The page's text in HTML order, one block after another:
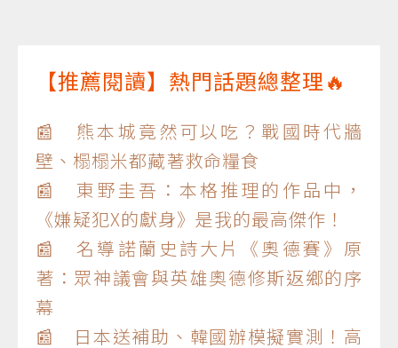
【推薦閱讀】熱門話題總整理🔥
📰 熊本城竟然可以吃？戰國時代牆
壁、榻榻米都藏著救命糧食
📰 東野圭吾：本格推理的作品中，
《嫌疑犯X的獻身》是我的最高傑作！
📰 名導諾蘭史詩大片《奧德賽》原
著：眾神議會與英雄奧德修斯返鄉的序
幕
📰 日本送補助、韓國辦模擬實測！高